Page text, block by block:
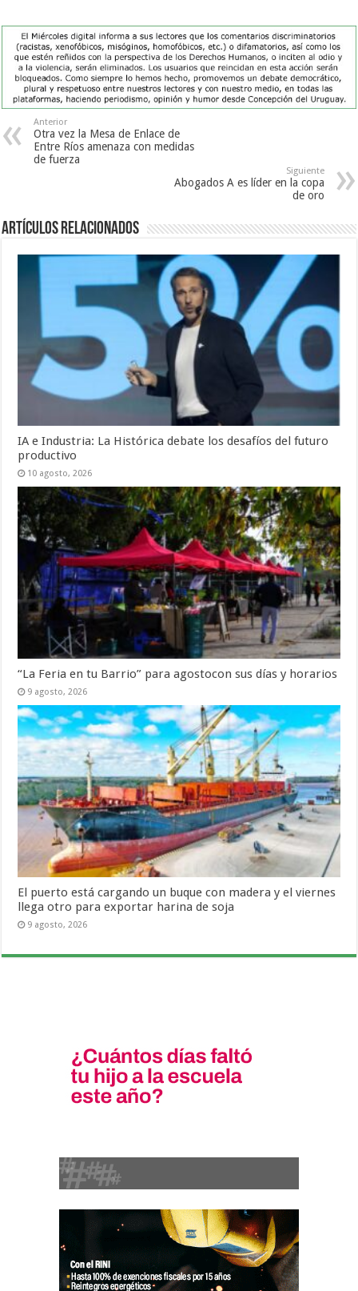
Anterior
Otra vez la Mesa de Enlace de
Entre Ríos amenaza con medidas
de fuerza
Siguiente
Abogados A es líder en la copa
de oro
Artículos Relacionados
IA e Industria: La Histórica debate los desafíos del futuro
productivo
10 agosto, 2026
“La Feria en tu Barrio” para agostocon sus días y horarios
9 agosto, 2026
El puerto está cargando un buque con madera y el viernes
llega otro para exportar harina de soja
9 agosto, 2026